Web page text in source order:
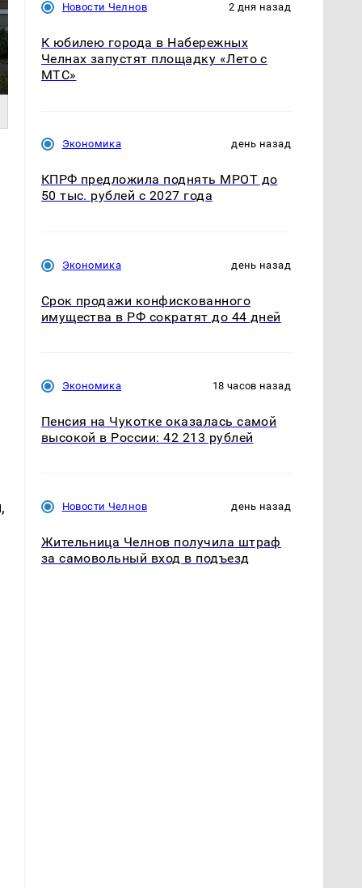
Новости Челнов 2 дня назад
К юбилею города в Набережных
Челнах запустят площадку «Лето с
МТС»
Экономика день назад
КПРФ предложила поднять МРОТ до
50 тыс. рублей с 2027 года
Экономика день назад
Срок продажи конфискованного
имущества в РФ сократят до 44 дней
Экономика 18 часов назад
Пенсия на Чукотке оказалась самой
высокой в России: 42 213 рублей
Новости Челнов день назад
Жительница Челнов получила штраф
за самовольный вход в подъезд